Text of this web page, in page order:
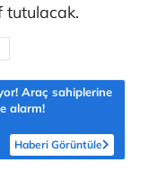
tutulacak.
Araç sahiplerine
alarm!
Haberi Görüntüle